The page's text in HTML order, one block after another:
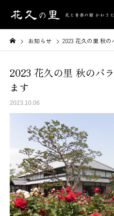
お知らせ 2023 花久の里 秋
2023 花久の里 秋のバ
ます
2023.10.06